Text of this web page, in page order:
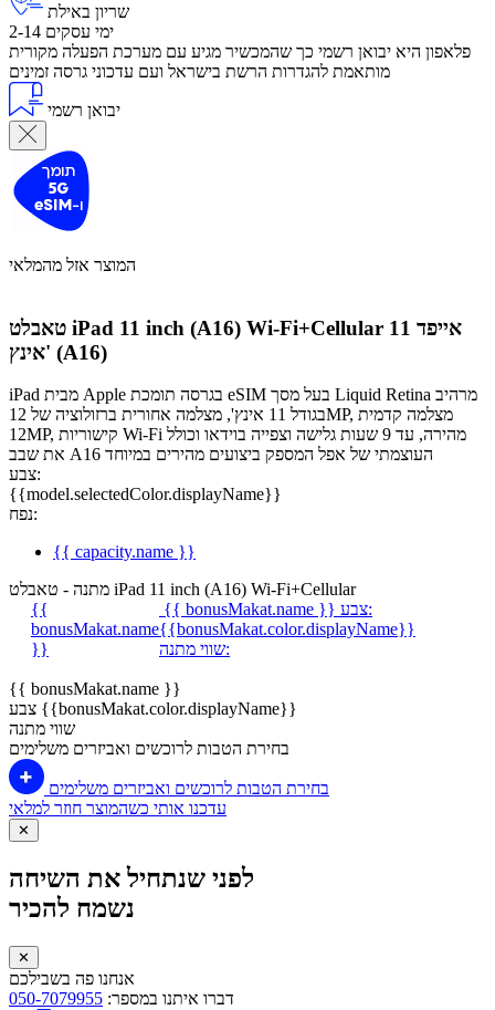
שריון באילת
2-14 ימי עסקים
פלאפון היא יבואן רשמי כך שהמכשיר מגיע עם מערכת הפעלה מקורית
מותאמת להגדרות הרשת בישראל ועם עדכוני גרסה זמינים
יבואן רשמי
המוצר אזל מהמלאי
טאבלט iPad 11 inch (A16) Wi-Fi+Cellular אייפד 11
אינץ' (A16)
iPad מבית Apple בגרסה תומכת eSIM בעל מסך Liquid Retina מרהיב
בגודל 11 אינץ', מצלמה אחורית ברזולוציה של 12MP, מצלמה קדמית
12MP, קישוריות Wi-Fi מהירה, עד 9 שעות גלישה וצפייה בוידאו וכולל
את שבב A16 העוצמתי של אפל המספק ביצועים מהירים במיוחד
צבע:
{{model.selectedColor.displayName}}
נפח:
{{ capacity.name }}
מתנה - טאבלט iPad 11 inch (A16) Wi-Fi+Cellular
{{
bonusMakat.name
}}
{{ bonusMakat.name }}
צבע:
{{bonusMakat.color.displayName}}
שווי מתנה:
{{ bonusMakat.name }}
צבע {{bonusMakat.color.displayName}}
שווי מתנה
בחירת הטבות לרוכשים ואביזרים משלימים
בחירת הטבות לרוכשים ואביזרים משלימים
עדכנו אותי כשהמוצר חוזר למלאי
✕
לפני שנתחיל את השיחה
נשמח להכיר
✕
אנחנו פה בשבילכם
דברו איתנו במספר: 050-7079955